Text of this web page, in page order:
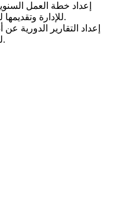
إعداد خطة العمل
للإدارة وتقديمها لنائب المدير العام للشئون الفنية.
إعداد التقارير الدورية
لنائب المدير العام للشئون الفنية.